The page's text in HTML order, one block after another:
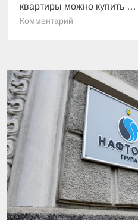
квартиры можно купить …
Комментарий
упали
цены
на
жилье:
какие
квартиры
можно
купить
за
30
тысяч